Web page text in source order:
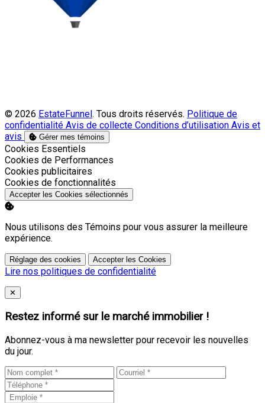
© 2026 EstateFunnel. Tous droits réservés. Politique de
confidentialité Avis de collecte Conditions d’utilisation Avis et
avis
Gérer mes témoins
Activer
Cookies Essentiels
Activer
Cookies de Performances
Activer
Cookies publicitaires
Activer
Cookies de fonctionnalités
Accepter les Cookies sélectionnés
Nous utilisons des Témoins pour vous assurer la meilleure
expérience.
Réglage des cookies Accepter les Cookies
Lire nos politiques de confidentialité
Close
✕
Restez informé sur le marché immobilier !
Abonnez-vous à ma newsletter pour recevoir les nouvelles
du jour.